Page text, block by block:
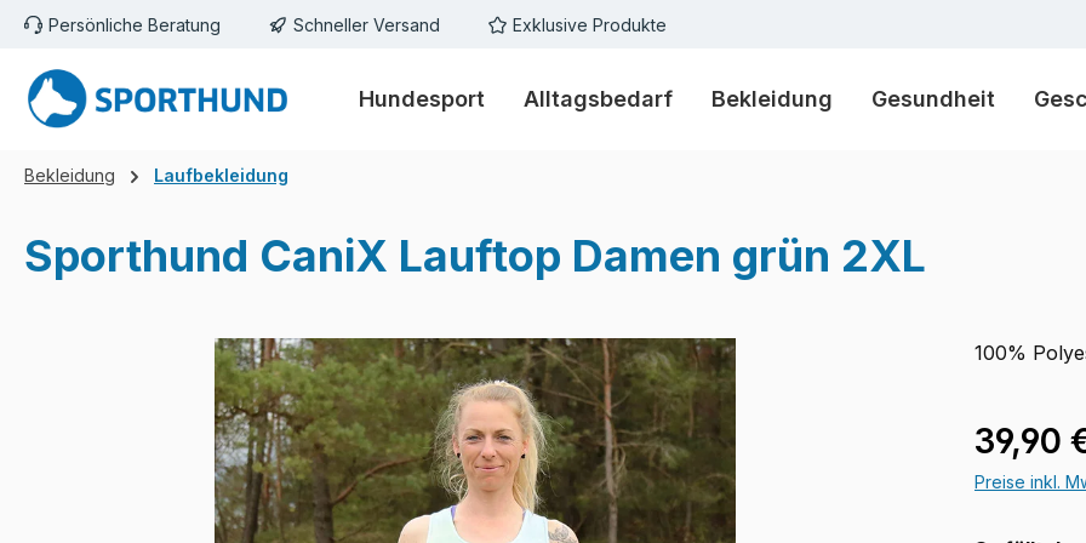
Hauptinhalt springen
Zur Suche springen
Zur Hauptnavigation springen
Persönliche Beratung Schneller Versand Exklusive Produkte
Hundesport Alltagsbedarf Bekleidung Gesundheit
Bekleidung Laufbekleidung
Sporthund CaniX Lauftop Damen grün 2XL
Bildergalerie überspringen 100%
Regulärer
39,90
Preise inkl.